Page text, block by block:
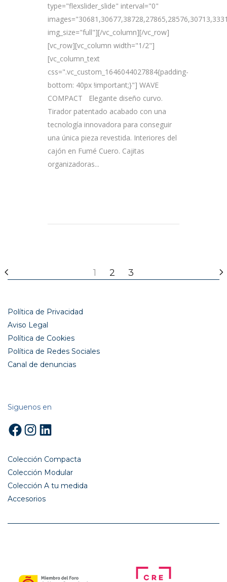
type="flexslider_slide" interval="0"
img_size="full"][/vc_column][/vc_row]
[vc_row][vc_column width="1/2"]
[vc_column_text
css=".vc_custom_1646044027884{padding-
bottom: 40px !important;}"] WAVE
COMPACT Elegante diseño curvo.
Tirador patentado acabado con una
tecnología innovadora para conseguir
una única pieza revestida. Interiores del
cajón en Fumé Cuero. Cajitas
organizadoras...
1 2 3
Política de Privacidad
Aviso Legal
Política de Cookies
Política de Redes Sociales
Canal de denuncias
Siguenos en
Facebook
Instagram
LinkedIn
Colección Compacta
Colección Modular
Colección A tu medida
Accesorios